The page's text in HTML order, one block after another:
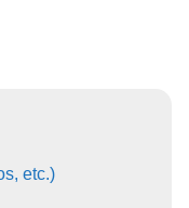
etc.)